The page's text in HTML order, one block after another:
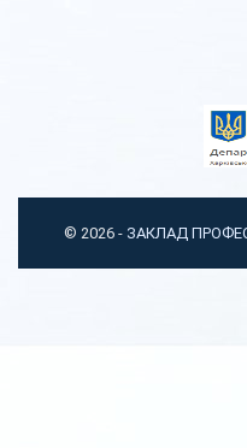
© 2026 - ЗАКЛАД